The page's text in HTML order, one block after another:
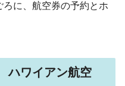
に、航空券の予約とホ
ワイアン航空